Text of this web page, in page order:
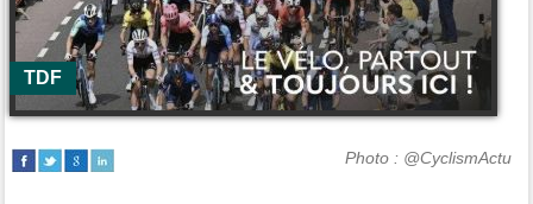
TDF
Photo : @CyclismActu